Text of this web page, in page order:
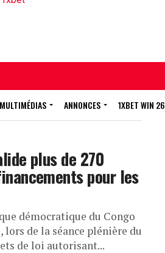
MULTIMÉDIAS ANNONCES 1XBET WIN 26
plus de 270
pour les
démocratique du Congo
lors de la séance plénière du
de loi autorisant...